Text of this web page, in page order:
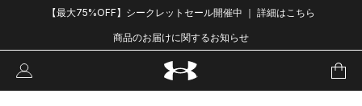
【最大75%OFF】シークレットセール開催中 ｜ 詳細はこちら
商品のお届けに関するお知らせ